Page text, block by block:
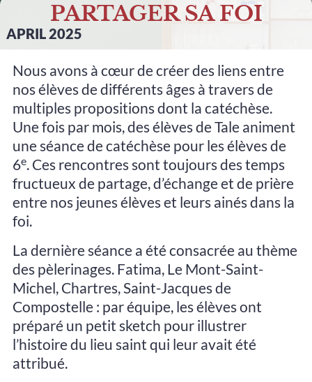
PARTAGER SA FOI
APRIL 2025
Nous avons à cœur de créer des liens entre
nos élèves de différents âges à travers de
multiples propositions dont la catéchèse.
Une fois par mois, des élèves de Tale animent
une séance de catéchèse pour les élèves de
6e. Ces rencontres sont toujours des temps
fructueux de partage, d’échange et de prière
entre nos jeunes élèves et leurs ainés dans la
foi.
La dernière séance a été consacrée au thème
des pèlerinages. Fatima, Le Mont-Saint-
Michel, Chartres, Saint-Jacques de
Compostelle : par équipe, les élèves ont
préparé un petit sketch pour illustrer
l’histoire du lieu saint qui leur avait été
attribué.